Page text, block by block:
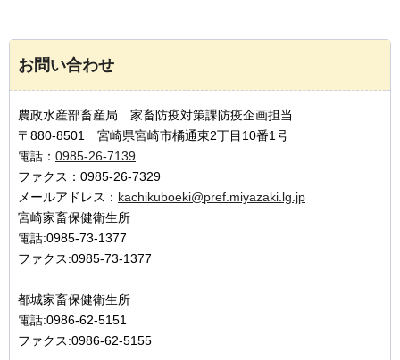
お問い合わせ
農政水産部畜産局 家畜防疫対策課防疫企画担当
〒880-8501 宮崎県宮崎市橘通東2丁目10番1号
電話： 0985-26-7139
ファクス：0985-26-7329
メールアドレス： kachikuboeki@pref.miyazaki.lg.jp
宮崎家畜保健衛生所
電話:0985-73-1377
ファクス:0985-73-1377
都城家畜保健衛生所
電話:0986-62-5151
ファクス:0986-62-5155